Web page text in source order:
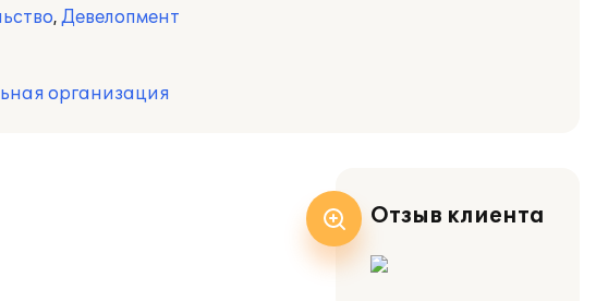
, Девелопмент
организация
Отзыв клиента